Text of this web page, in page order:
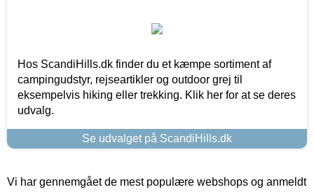
Hos ScandiHills.dk finder du et kæmpe sortiment af
campingudstyr, rejseartikler og outdoor grej til
eksempelvis hiking eller trekking. Klik her for at se deres
udvalg.
Se udvalget på ScandiHills.dk
Vi har gennemgået de mest populære webshops og anmeldt